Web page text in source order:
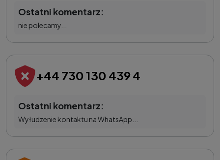
Ostatni komentarz:
nie polecamy...
+44 730 130 439 4
Ostatni komentarz:
Wyłudzenie kontaktu na WhatsApp...